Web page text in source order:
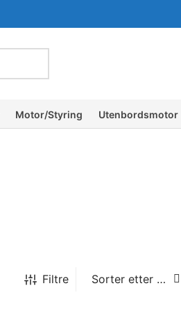
Motor/Styring Utenbordsmotor
Filtre